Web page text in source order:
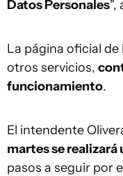
Datos Personales",
La página oficial
otros servicios,
funcionamiento.
El intendente
martes se
pasos a seguir por